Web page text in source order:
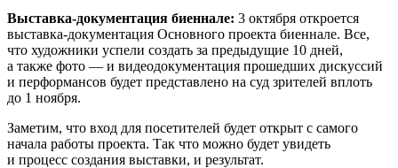
Выставка-документация биеннале: 3 октября откроется
выставка-документация Основного проекта биеннале. Все,
что художники успели создать за предыдущие 10 дней,
а также фото — и видеодокументация прошедших дискуссий
и перформансов будет представлено на суд зрителей вплоть
до 1 ноября.
Заметим, что вход для посетителей будет открыт с самого
начала работы проекта. Так что можно будет увидеть
и процесс создания выставки, и результат.